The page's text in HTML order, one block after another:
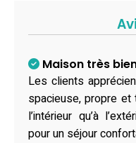
Maison très
Les clients
spacieuse, propre
l’intérieur qu’à
pour un séjour